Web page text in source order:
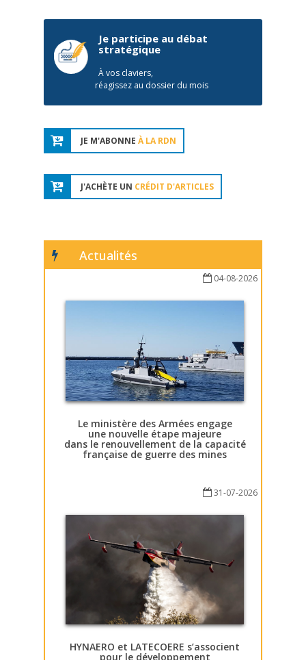
Je participe au débat
stratégique
À vos claviers,
réagissez au dossier du mois
JE M'ABONNE À LA RDN
J'ACHÈTE UN CRÉDIT D'ARTICLES
Actualités
04-08-2026
Le ministère des Armées engage
une nouvelle étape majeure
dans le renouvellement de la capacité
française de guerre des mines
31-07-2026
HYNAERO et LATECOERE s’associent
pour le développement